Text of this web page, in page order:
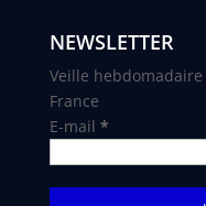
NEWSLETTER
Veille
France
E-mail *